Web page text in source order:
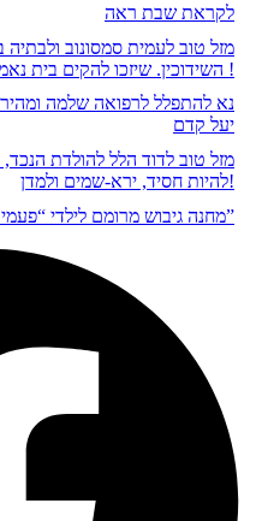
לקראת שבת ראה
מזל טוב לעמית סמסונוב
השידוכין. שיזכו להקים בית נאמן בישראל על אדני התורה והחסידות !
נא להתפלל לרפואה שלמה
יעל קדם
מזל טוב לדוד הלל להולדת
להיות חסיד, ירא-שמים ולמדן!
מחנה גיבוש מרומם לילדי “פעמי משיח”